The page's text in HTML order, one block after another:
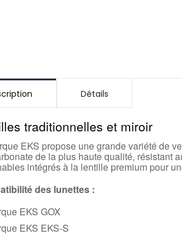
Détails
traditionnelles et miroir
EKS propose une grande variété de
de la plus haute qualité, résistant
intégrés à la lentille premium pour
des lunettes :
EKS GOX
EKS EKS-S